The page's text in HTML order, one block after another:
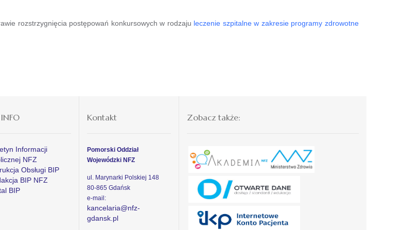
rozstrzygnięcia postępowań konkursowych w rodzaju leczenie szpitalne w zakresie programy zdrowotne
INFO
Informacji
NFZ
Obsługi BIP
BIP NFZ
BIP
Kontakt
Pomorski Oddział
Wojewódzki NFZ
ul. Marynarki Polskiej 148
80-865 Gdańsk
e-mail:
kancelaria@nfz-
gdansk.pl
Zobacz także: